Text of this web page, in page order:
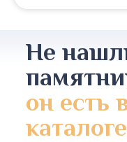
Не
он есть
каталоге